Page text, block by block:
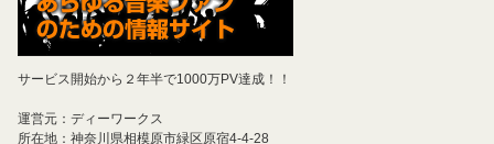
サービス開始から２年半で1000万PV達成！！
運営元：ディーワークス
所在地：神奈川県相模原市緑区原宿4-4-28